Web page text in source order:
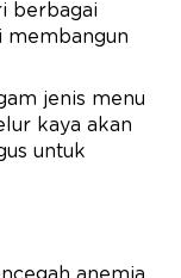
berbagai
membangun
jenis menu
kaya akan
untuk